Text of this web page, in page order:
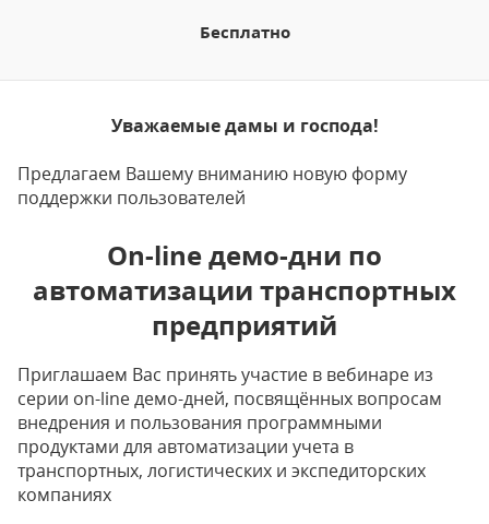
Бесплатно
Уважаемые дамы и господа!
Предлагаем Вашему вниманию новую форму
поддержки пользователей
Оn-line демо-дни по
автоматизации транспортных
предприятий
Приглашаем Вас принять участие в вебинаре из
серии on-line демо-дней, посвящённых вопросам
внедрения и пользования программными
продуктами для автоматизации учета в
транспортных, логистических и экспедиторских
компаниях